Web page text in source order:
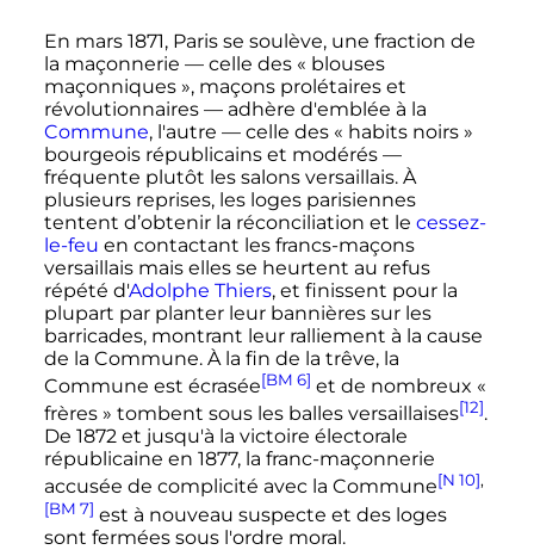
En mars 1871, Paris se soulève, une fraction de
la maçonnerie — celle des « blouses
maçonniques », maçons prolétaires et
révolutionnaires —adhère d'emblée à la
Commune, l'autre — celle des « habits noirs »
bourgeois républicains et modérés —
fréquente plutôt les salons versaillais. À
plusieurs reprises, les loges parisiennes
tentent d’obtenir la réconciliation et le cessez-
le-feu en contactant les francs-maçons
versaillais mais elles se heurtent au refus
répété d'Adolphe Thiers, et finissent pour la
plupart par planter leur bannières sur les
barricades, montrant leur ralliement à la cause
de la Commune. À la fin de la trêve, la
Commune est écrasée[BM 6] et de nombreux «
frères » tombent sous les balles versaillaises[12].
De 1872et jusqu'à la victoire électorale
républicaine en 1877, la franc-maçonnerie
accusée de complicité avec la Commune[N 10],
[BM 7] est à nouveau suspecte et des loges
sont fermées sous l'ordre moral.